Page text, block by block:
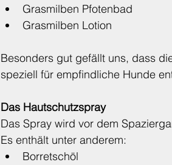
Grasmilben Pfotenbad
Grasmilben Lotion
Besonders gut gefällt uns, dass
speziell für empfindliche Hunde
Das Hautschutzspray
Das Spray wird vor dem
Es enthält unter anderem:
Borretschöl